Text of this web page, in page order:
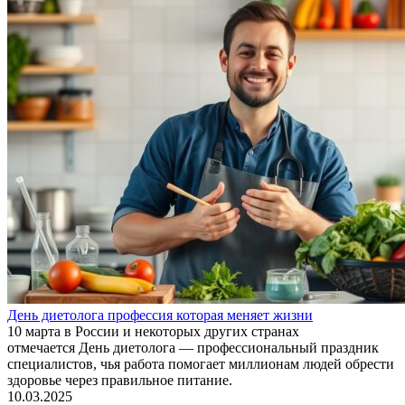
День диетолога профессия которая меняет жизни
10 марта в России и некоторых других странах
отмечается День диетолога — профессиональный праздник
специалистов, чья работа помогает миллионам людей обрести
здоровье через правильное питание.
10.03.2025